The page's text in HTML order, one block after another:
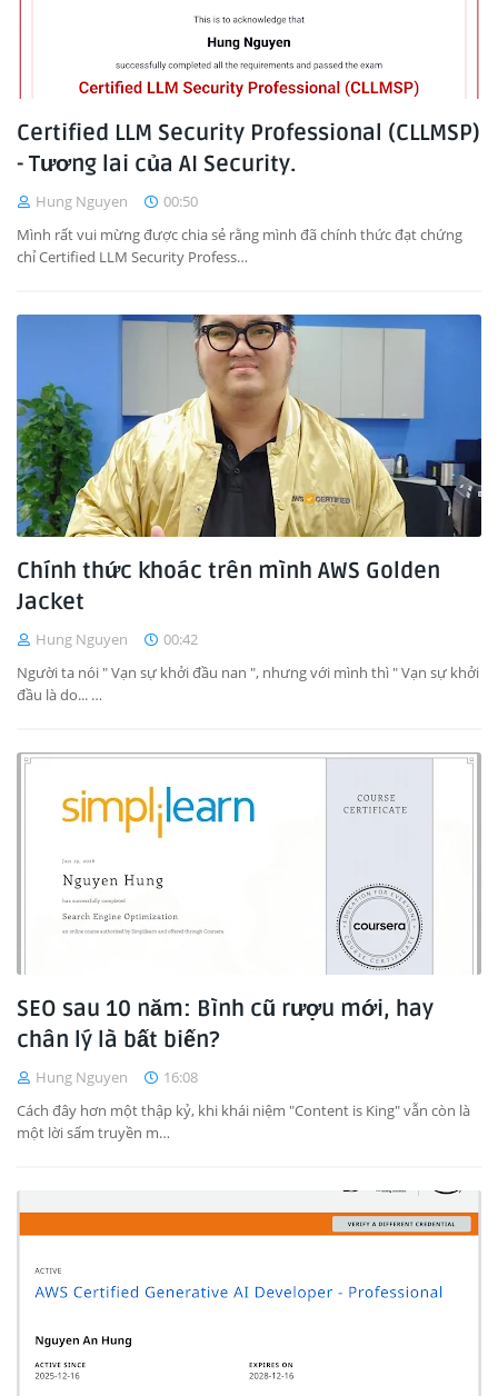
Certified LLM Security Professional (CLLMSP)
- Tương lai của AI Security.
Hung Nguyen
00:50
Mình rất vui mừng được chia sẻ rằng mình đã chính thức đạt chứng
chỉ Certified LLM Security Profess…
Chính thức khoác trên mình AWS Golden
Jacket
Hung Nguyen
00:42
Người ta nói " Vạn sự khởi đầu nan ", nhưng với mình thì " Vạn sự khởi
đầu là do... …
SEO sau 10 năm: Bình cũ rượu mới, hay
chân lý là bất biến?
Hung Nguyen
16:08
Cách đây hơn một thập kỷ, khi khái niệm "Content is King" vẫn còn là
một lời sấm truyền m…